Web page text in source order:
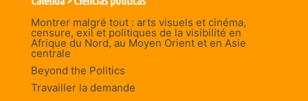
Montrer malgré tout : arts visuels et cinéma,
censure, exil et politiques de la visibilité en
Afrique du Nord, au Moyen Orient et en Asie
centrale
Beyond the Politics
Travailler la demande